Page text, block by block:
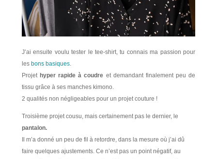
J’ai ensuite voulu tester le tee-shirt, tu connais ma passion pour
les bons basiques.
Projet hyper rapide à coudre et demandant finalement peu de
tissu grâce à ses manches kimono.
2 qualités non négligeables pour un projet couture !
Troisième projet cousu, mais certainement pas le dernier, le
pantalon.
Il m’a donné un peu de fil à retordre, dans la mesure où j’ai dû
faire quelques ajustements. Ce n’est pas un point négatif, au